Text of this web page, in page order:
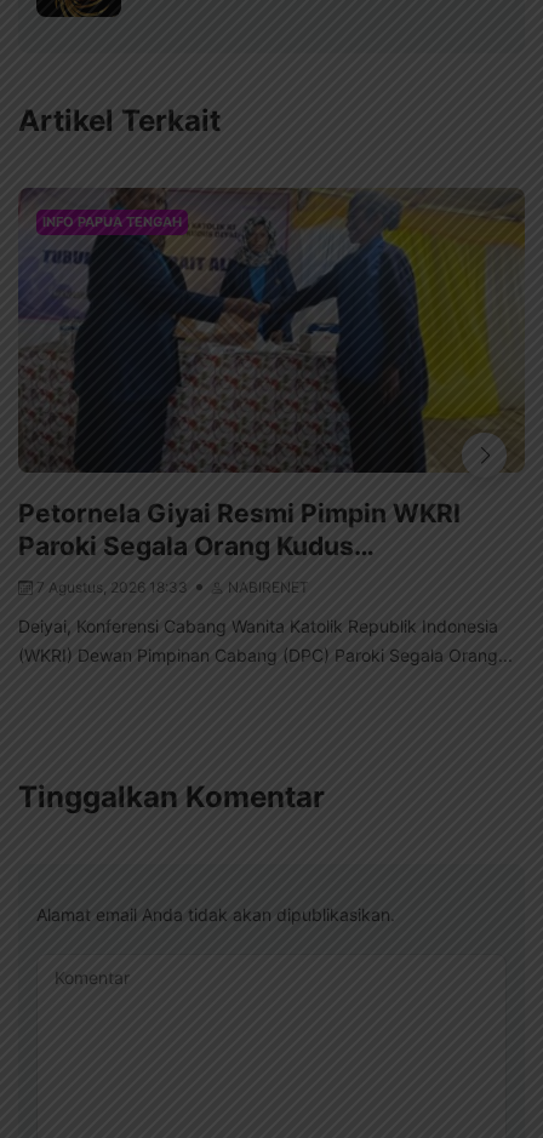
Artikel Terkait
INFO PAPUA TENGAH
Petornela Giyai Resmi Pimpin WKRI
Paroki Segala Orang Kudus…
7 Agustus, 2026 18:33 NABIRENET
Deiyai, Konferensi Cabang Wanita Katolik Republik Indonesia
(WKRI) Dewan Pimpinan Cabang (DPC) Paroki Segala Orang...
Tinggalkan Komentar
Alamat email Anda tidak akan dipublikasikan.
Komentar